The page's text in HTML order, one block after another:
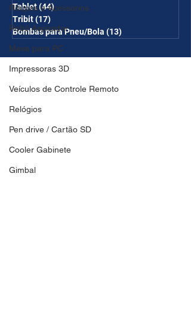
Roupas e Acessórios
Robô Aspirador
Mesa para PC
Impressoras 3D
Veículos de Controle Remoto
Relógios
Pen drive / Cartão SD
Cooler Gabinete
Gimbal
Tablet(44)44 posts
Tribit(17)
Bombas para Pneu/Bola (13)